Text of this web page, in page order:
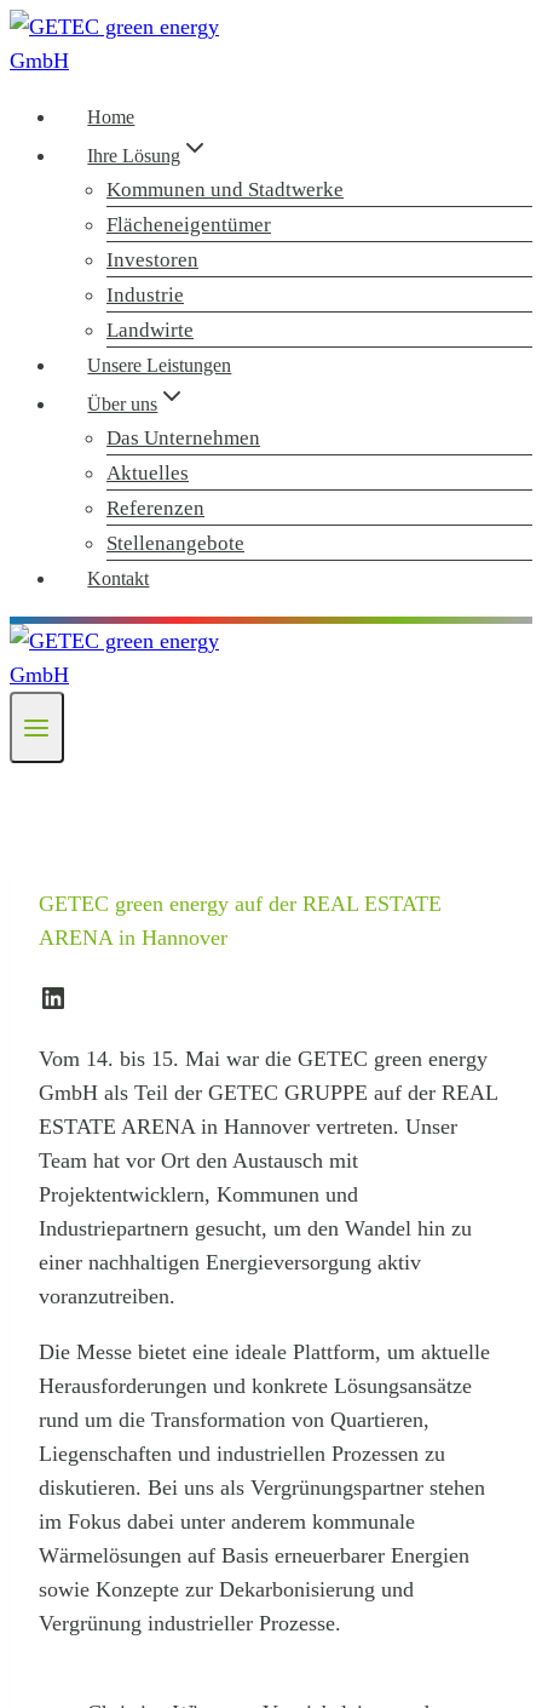
Zum
Inhalt
Home
Ihre Lösung
Kommunen und Stadtwerke
Flächeneigentümer
Investoren
Industrie
Landwirte
Unsere Leistungen
Über uns
Das Unternehmen
Aktuelles
Referenzen
Stellenangebote
Kontakt
GETEC green energy auf der REAL ESTATE
ARENA in Hannover
LinkedIn
Vom 14. bis 15. Mai war die GETEC green energy
GmbH als Teil der GETEC GRUPPE auf der REAL
ESTATE ARENA in Hannover vertreten. Unser
Team hat vor Ort den Austausch mit
Projektentwicklern, Kommunen und
Industriepartnern gesucht, um den Wandel hin zu
einer nachhaltigen Energieversorgung aktiv
voranzutreiben.
Die Messe bietet eine ideale Plattform, um aktuelle
Herausforderungen und konkrete Lösungsansätze
rund um die Transformation von Quartieren,
Liegenschaften und industriellen Prozessen zu
diskutieren. Bei uns als Vergrünungspartner stehen
im Fokus dabei unter anderem kommunale
Wärmelösungen auf Basis erneuerbarer Energien
sowie Konzepte zur Dekarbonisierung und
Vergrünung industrieller Prozesse.